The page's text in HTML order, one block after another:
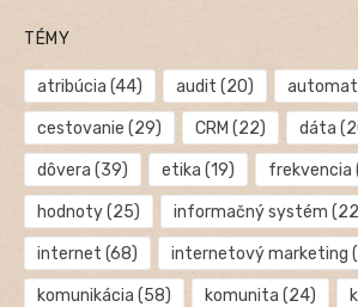
TÉMY
atribúcia (44) audit (20)
cestovanie (29) CRM (22) dáta
dôvera (39) etika (19) frekvencia
hodnoty(25) informačný systém
internet (68) internetový marketing
komunikácia (58) komunita (24)